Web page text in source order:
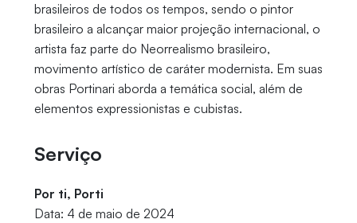
brasileiros de todos os tempos, sendo o pintor
brasileiro a alcançar maior projeção internacional, o
artista faz parte do Neorrealismo brasileiro,
movimento artístico de caráter modernista. Em suas
obras Portinari aborda a temática social, além de
elementos expressionistas e cubistas.
Serviço
Por ti, Porti
Data: 4 de maio de 2024